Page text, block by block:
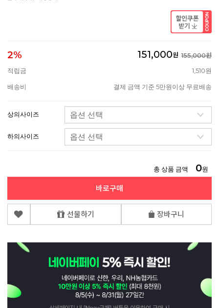
2% 151,000원 155,000원
적립금
1,510원
배송비 결제 금액 기준 5만원이상 무료배송
상의사이즈
하의사이즈
총 상품 금액 0원
바로구매
선물하기 장바구니